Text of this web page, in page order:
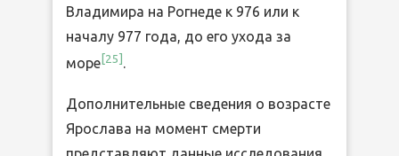
Владимира на Рогнеде к 976 или к
началу 977 года, до его ухода за
море 25 .
Дополнительные сведения о возрасте
Ярослава на момент смерти